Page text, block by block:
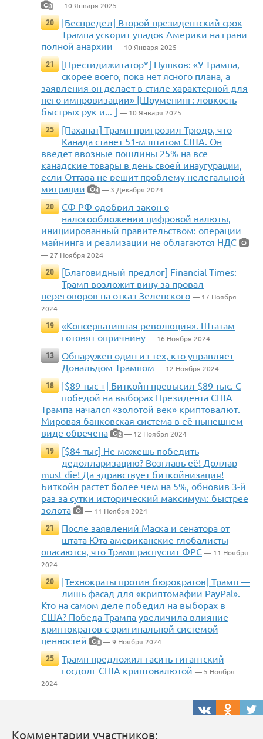
3 — 10 Января 2025
20
[Беспредел] Второй президентский срок
Трампа ускорит упадок Америки на грани
полной анархии — 10 Января 2025
21
[Престидижитатор*] Пушков: «У Трампа,
скорее всего, пока нет ясного плана, а
заявления он делает в стиле характерной для
него импровизации» [Шоуменинг: ловкость
быстрых рук и... ] — 10 Января 2025
25
[Паханат] Трамп пригрозил Трюдо, что
Канада станет 51-м штатом США. Он
введет ввозные пошлины 25% на все
канадские товары в день своей инаугурации,
если Оттава не решит проблему нелегальной
миграции
4 — 3 Декабря 2024
20
СФ РФ одобрил закон о
налогообложении цифровой валюты,
инициированный правительством: операции
майнинга и реализации не облагаются НДС
— 27 Ноября 2024
20
[Благовидный предлог] Financial Times:
Трамп возложит вину за провал
переговоров на отказ Зеленского — 17 Ноября
2024
19
«Консервативная революция». Штатам
готовят опричнину — 16 Ноября 2024
13
Обнаружен один из тех, кто управляет
Дональдом Трампом — 12 Ноября 2024
18
[$89 тыс +] Биткойн превысил $89 тыс. С
победой на выборах Президента США
Трампа начался «золотой век» криптовалют.
Мировая банковская система в её нынешнем
виде обречена
2 — 12 Ноября 2024
19
[$84 тыс] Не можешь победить
дедолларизацию? Возглавь её! Доллар
must die! Да здравствует биткойнизация!
Биткойн растет более чем на 5%, обновив 3-й
раз за сутки исторический максимум: быстрее
золота
— 11 Ноября 2024
21
После заявлений Маска и сенатора от
штата Юта американские глобалисты
опасаются, что Трамп распустит ФРС — 11 Ноября
2024
20
[Технократы против бюрократов] Трамп —
лишь фасад для «криптомафии PayPal».
Кто на самом деле победил на выборах в
США? Победа Трампа увеличила влияние
криптократов с оригинальной системой
ценностей
8 — 9 Ноября 2024
25
Трамп предложил гасить гигантский
госдолг США криптовалютой — 5 Ноября
2024
Комментарии участников: